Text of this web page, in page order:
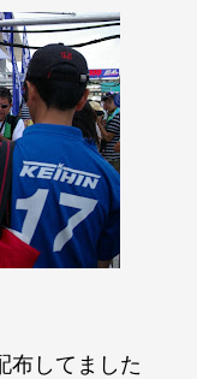
布してました